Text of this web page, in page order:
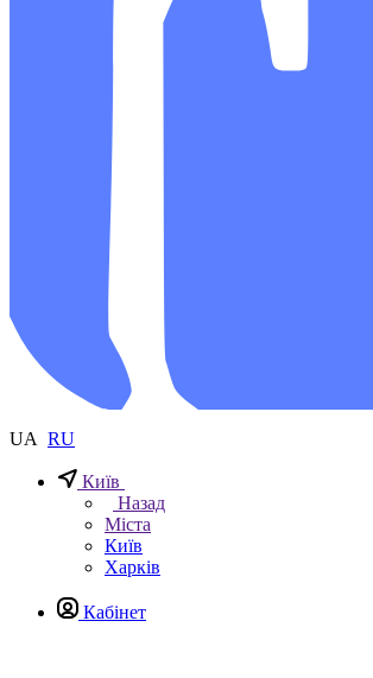
UA RU
Київ
Назад
Міста
Київ
Харків
Кабінет